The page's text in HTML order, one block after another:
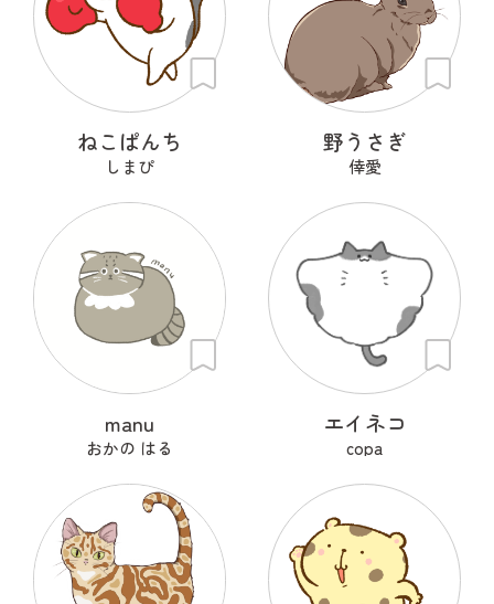
ねこぱんち
しまぴ
野うさぎ
倖愛
manu
おかの はる
エイネコ
copa